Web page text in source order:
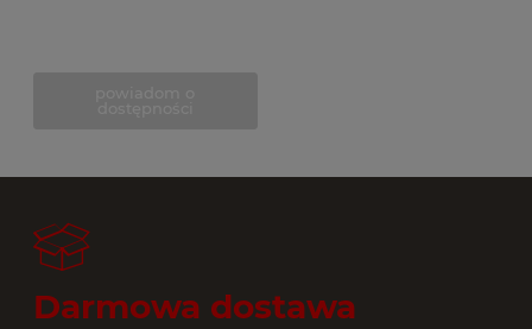
Darmowa dostawa